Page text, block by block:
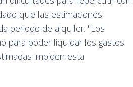
que las estimaciones
periodo de alquiler. "Los
para poder liquidar los gastos
impiden esta